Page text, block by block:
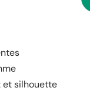
et silhouette